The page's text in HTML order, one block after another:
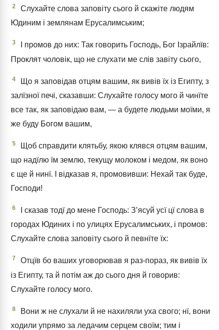
2
Слухайте слова заповіту сього й скажіте людям
Юдиним і землянам Ерусалимським;
3
І промов до них: Так говорить Господь, Бог Ізрайлїв:
Проклят чоловік, що не слухати ме слів завіту сього,
4
Що я заповідав отцям вашим, як вивів їх із Египту, з
залїзної печі, сказавши: Слухайте голосу мого й чинїте
все так, як заповідаю вам, — а будете людьми моїми, я
же буду Богом вашим,
5
Щоб справдити клятьбу, якою клявся отцям вашим,
що надїлю їм землю, текущу молоком і медом, як воно
є ще й нинї. І відказав я, промовивши: Нехай так буде,
Господи!
6
І сказав тодї до мене Господь: Зʼясуй усї цї слова в
городах Юдиних і по улицях Ерусалимських, і промов:
Слухайте слова заповіту сього й певнїте їх:
7
Отцїв бо ваших уговорював я раз-пораз, як вивів їх
із Египту, та й потім аж до сього дня й говорив:
Слухайте голосу мого.
8
Вони ж не слухали й не нахиляли уха свого; нї, вони
ходили упрямо за ледачим серцем своїм; тим і